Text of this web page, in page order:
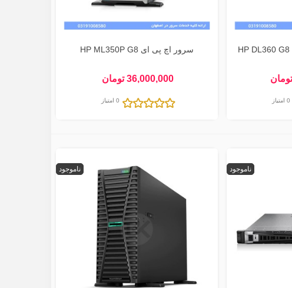
0 امتیاز
سرور اچ پی ای HP ML350P G8
36,000,000 تومان
0 امتیاز
ناموجود ناموجود